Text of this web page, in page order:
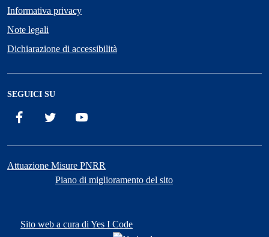
Informativa privacy
Note legali
Dichiarazione di accessibilità
SEGUICI SU
Facebook
Attuazione Misure PNRR
Piano di miglioramento del sito
Sito web a cura di Yes I Code